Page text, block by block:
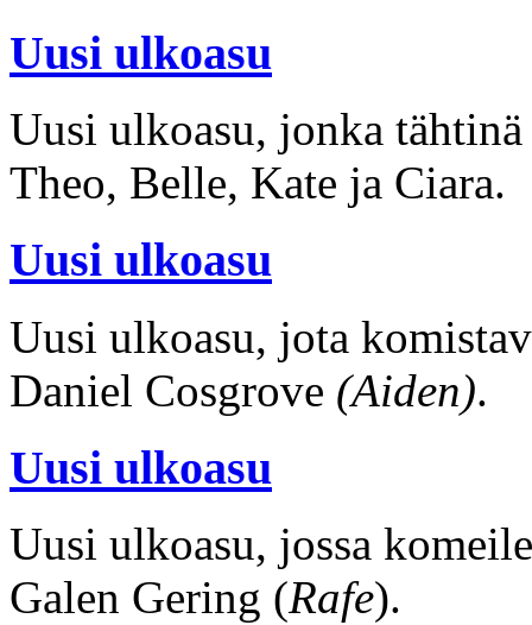
Uusi ulkoasu
Uusi ulkoasu, jonka
Theo, Belle, Kate ja Ciara.
Uusi ulkoasu
Uusi ulkoasu, jota
Daniel Cosgrove (Aiden).
Uusi ulkoasu
Uusi ulkoasu, jossa
Galen Gering (Rafe).